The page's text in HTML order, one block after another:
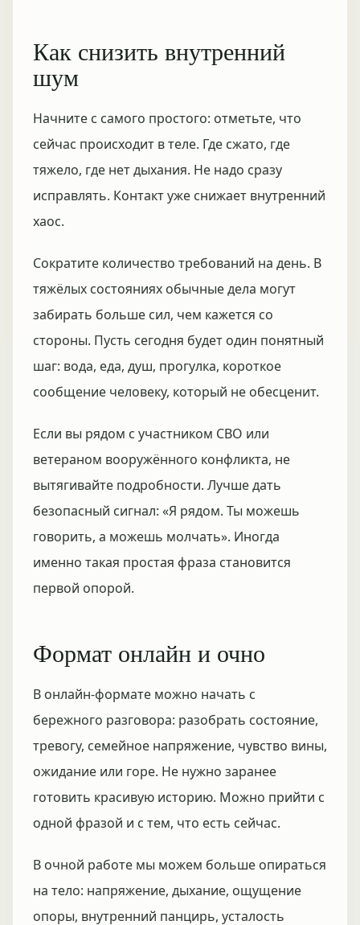
Как снизить внутренний
шум
Начните с самого простого: отметьте, что
сейчас происходит в теле. Где сжато, где
тяжело, где нет дыхания. Не надо сразу
исправлять. Контакт уже снижает внутренний
хаос.
Сократите количество требований на день. В
тяжёлых состояниях обычные дела могут
забирать больше сил, чем кажется со
стороны. Пусть сегодня будет один понятный
шаг: вода, еда, душ, прогулка, короткое
сообщение человеку, который не обесценит.
Если вы рядом с участником СВО или
ветераном вооружённого конфликта, не
вытягивайте подробности. Лучше дать
безопасный сигнал: «Я рядом. Ты можешь
говорить, а можешь молчать». Иногда
именно такая простая фраза становится
первой опорой.
Формат онлайн и очно
В онлайн-формате можно начать с
бережного разговора: разобрать состояние,
тревогу, семейное напряжение, чувство вины,
ожидание или горе. Не нужно заранее
готовить красивую историю. Можно прийти с
одной фразой и с тем, что есть сейчас.
В очной работе мы можем больше опираться
на тело: напряжение, дыхание, ощущение
опоры, внутренний панцирь, усталость